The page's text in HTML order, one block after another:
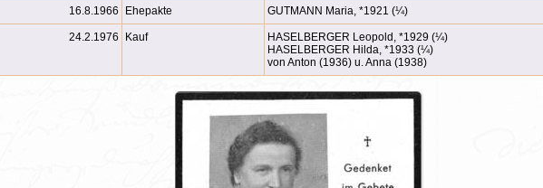
16.8.1966 Ehepakte GUTMANN Maria, *1921 (¼)
24.2.1976 Kauf
HASELBERGER Leopold, *1929 (¼)
HASELBERGER Hilda, *1933 (¼)
von Anton (1936) u. Anna (1938)